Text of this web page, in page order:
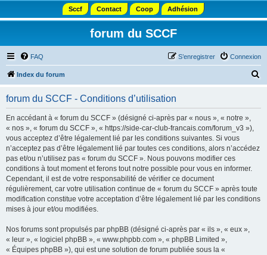
Sccf Contact Coop Adhésion
forum du SCCF
FAQ Connexion
S’enregistrer
Index du forum
forum du SCCF - Conditions d’utilisation
En accédant à « forum du SCCF » (désigné ci-après par « nous », « notre »,
« nos », « forum du SCCF », « https://side-car-club-francais.com/forum_v3 »),
vous acceptez d’être légalement lié par les conditions suivantes. Si vous
n’acceptez pas d’être légalement lié par toutes ces conditions, alors n’accédez
pas et/ou n’utilisez pas « forum du SCCF ». Nous pouvons modifier ces
conditions à tout moment et ferons tout notre possible pour vous en informer.
Cependant, il est de votre responsabilité de vérifier ce document
régulièrement, car votre utilisation continue de « forum du SCCF » après toute
modification constitue votre acceptation d’être légalement lié par les conditions
mises à jour et/ou modifiées.
Nos forums sont propulsés par phpBB (désigné ci-après par « ils », « eux »,
« leur », « logiciel phpBB », « www.phpbb.com », « phpBB Limited »,
« Équipes phpBB »), qui est une solution de forum publiée sous la «